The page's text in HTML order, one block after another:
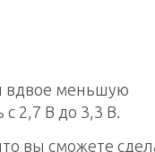
вдвое меньшую
2,7 В до 3,3 В.
вы сможете